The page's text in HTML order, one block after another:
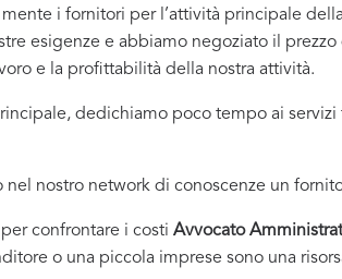
i fornitori per l’attività principale
esigenze e abbiamo negoziato il
e la profittabilità della nostra attività.
dedichiamo poco tempo ai servizi
nostro network di conoscenze un
confrontare i costi Avvocato
o una piccola imprese sono una